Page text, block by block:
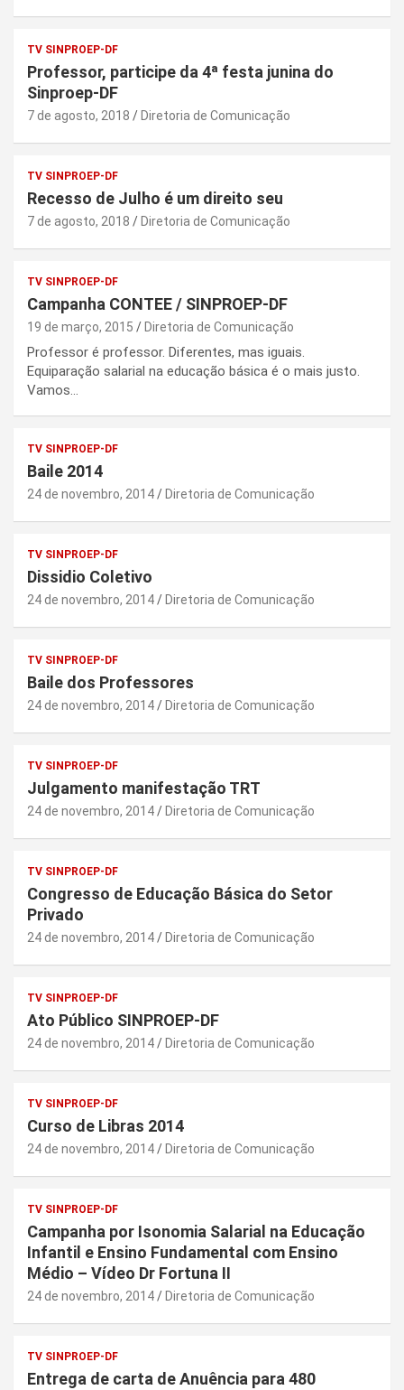
TV SINPROEP-DF
Professor, participe da 4ª festa junina do
Sinproep-DF
7 de agosto, 2018 Diretoria de Comunicação
TV SINPROEP-DF
Recesso de Julho é um direito seu
7 de agosto, 2018 Diretoria de Comunicação
TV SINPROEP-DF
Campanha CONTEE / SINPROEP-DF
19 de março, 2015 Diretoria de Comunicação
Professor é professor. Diferentes, mas iguais.
Equiparação salarial na educação básica é o mais justo.
Vamos…
TV SINPROEP-DF
Baile 2014
24 de novembro, 2014 Diretoria de Comunicação
TV SINPROEP-DF
Dissidio Coletivo
24 de novembro, 2014 Diretoria de Comunicação
TV SINPROEP-DF
Baile dos Professores
24 de novembro, 2014 Diretoria de Comunicação
TV SINPROEP-DF
Julgamento manifestação TRT
24 de novembro, 2014 Diretoria de Comunicação
TV SINPROEP-DF
Congresso de Educação Básica do Setor
Privado
24 de novembro, 2014 Diretoria de Comunicação
TV SINPROEP-DF
Ato Público SINPROEP-DF
24 de novembro, 2014 Diretoria de Comunicação
TV SINPROEP-DF
Curso de Libras 2014
24 de novembro, 2014 Diretoria de Comunicação
TV SINPROEP-DF
Campanha por Isonomia Salarial na Educação
Infantil e Ensino Fundamental com Ensino
Médio – Vídeo Dr Fortuna II
24 de novembro, 2014 Diretoria de Comunicação
TV SINPROEP-DF
Entrega de carta de Anuência para 480